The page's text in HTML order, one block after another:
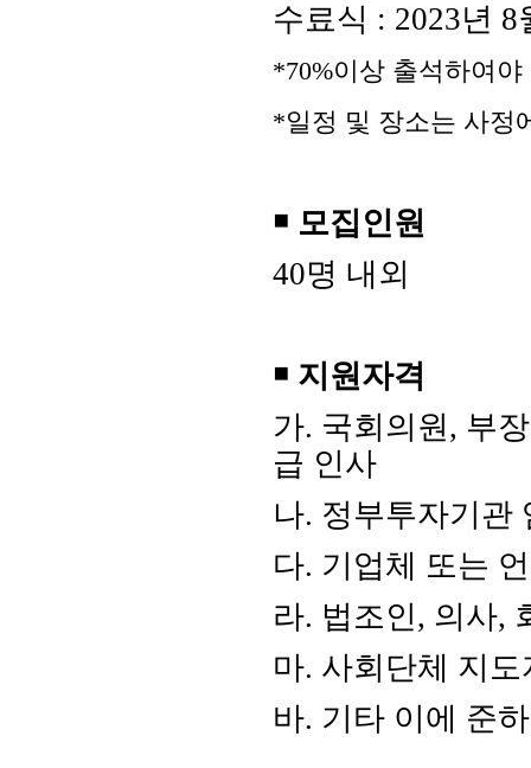
수료식 : 2023년 8
*70%이상 출석하여
*일정 및 장소는 사정
￭ 모집인원
40명 내외
￭ 지원자격
가. 국회의원, 부
급 인사
나. 정부투자기관
다. 기업체 또는
라. 법조인, 의사,
마. 사회단체 지
바. 기타 이에 준